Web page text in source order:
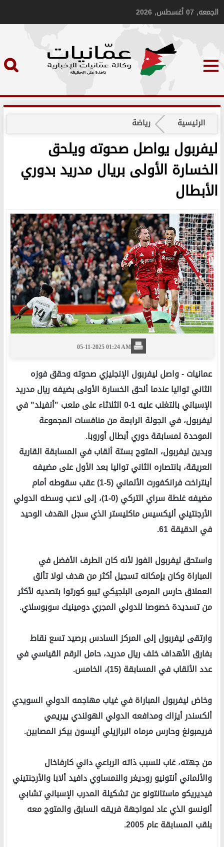
الجمعه, 07 أغسطس, 2026
الرئيسية رياضة
ليفربول يواصل صحوته ويلحق
الخسارة الأولى بريال مدريد بدوري
الأبطال
05-11-2025 01:24 AM
عمانيات -واصل ليفربول الإنجليزي صحوته وحقق فوزه
الثاني تواليا عندما ألحق الخسارة الأولى بضيفه ريال مدريد
الإسباني بالتغلب عليه 1-0 الثلاثاء على ملعب "أنفيلد" في
ليفربول، في الجولة الرابعة من منافسات المجموعة
الموحدة لمسابقة دوري أبطال أوروبا.
ويدين ليفربول، المتوج بستة ألقاب في المسابقة القارية
العريقة، بانتصاره الثاني تواليا بعد الأول على مضيفه
أينتراخت فرانكفورت الألماني (5-1) عقب سقوطه أمام
مضيفه غلطة سراي التركي (0-1)، إلى لاعب وسطه الدولي
الأرجنتيني أليكسيس ماكليستر الذي سجل الهدف الوحيد
في الدقيقة 61.
واستحق ليفربول الفوز لأنه كان الطرف الأفضل في
المباراة وكان بإمكانه تسجيل أكثر من هدف لولا تألق
العملاق حارس المرمى البلجيكي تيبو كورتوا بتصديه لأكثر
من تسديدة خصوصا للدولي المجري دومينيك سوبوسلاي.
وارتقى ليفربول إلى المركز السادس برصيد تسع نقاط
بفارق الأهداف خلف ريال مدريد، حامل الرقم القياسي في
عدد الألقاب في المسابقة (15)، الخامس.
وخاض ليفربول المباراة في غياب مهاجمه الدولي السويدي
ألكسندر أيزاك ومدافعه الدولي الهولندي ييريمي
فريمبونغ وحارس مرماه البرازيلي أليسون بيكر المصابين.
من جهته، غاب للسبب ذاته الرباعي داني كارفاخال
والألماني أنتونيو روديغر والنمساوي دافيد ألابا والأرجنتيني
فيديريكو ماستانتونو عن تشكيلة المدرب الإسباني تشابي
ألونسو الذي عاد لمواجهة فريقه السابق والمتوج معه
بلقب المسابقة عام 2005.